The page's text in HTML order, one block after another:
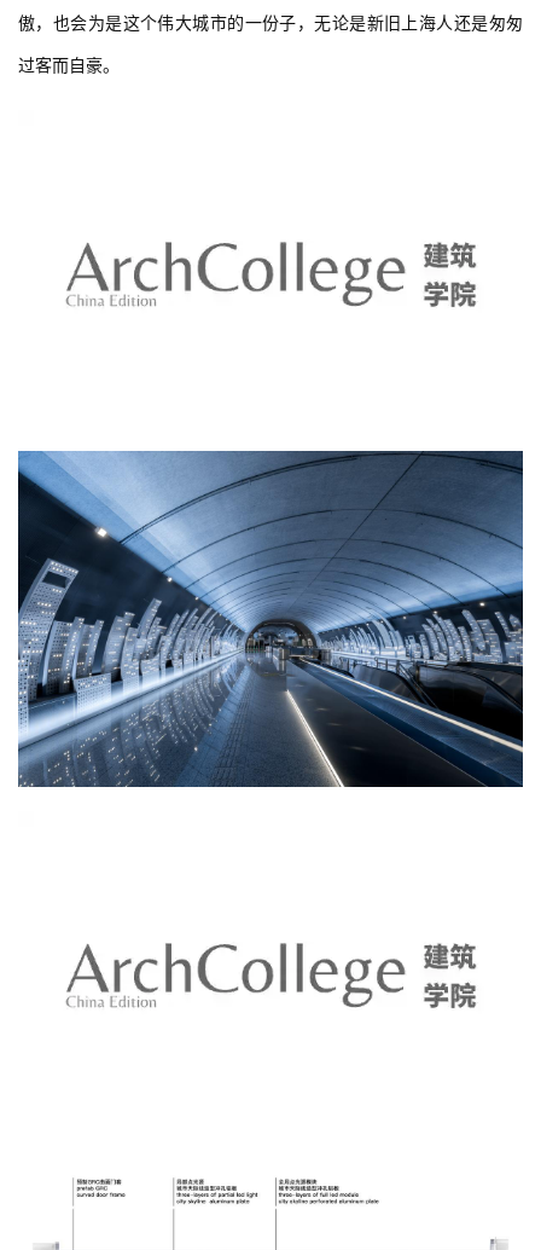
傲，也会为是这个伟大城市的一份子，无论是新旧上海人还是匆匆
过客而自豪。